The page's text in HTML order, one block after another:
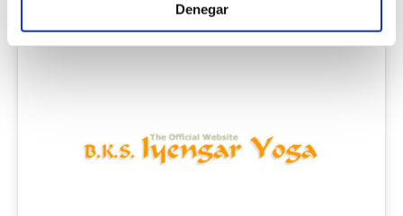
Denegar